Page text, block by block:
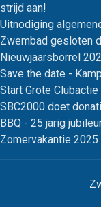
strijd aan!
Uitnodiging
Zwembad gesloten
Nieuwjaarsborrel
Save the date -
Start Grote
SBC2000 doet
BBQ - 25 jarig
Zomervakantie 2025